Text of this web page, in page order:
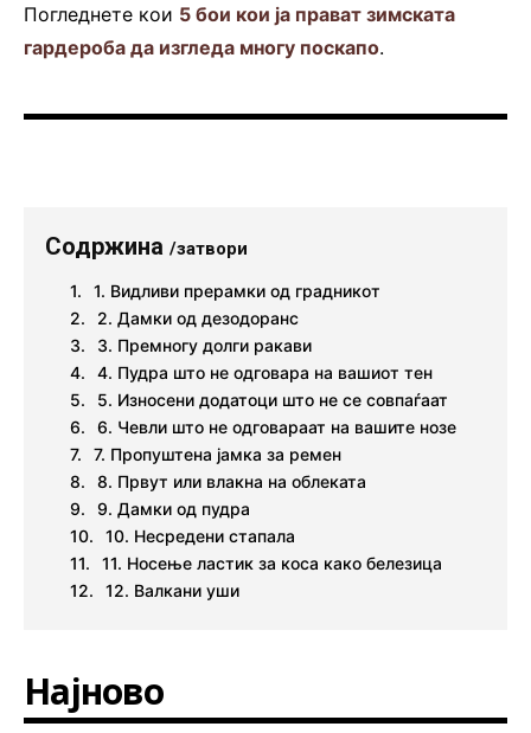
Погледнете кои 5 бои кои ја прават зимската
гардероба да изгледа многу поскапо.
Содржина /затвори
1. Видливи прерамки од градникот
2. Дамки од дезодоранс
3. Премногу долги ракави
4. Пудра што не одговара на вашиот тен
5. Износени додатоци што не се совпаѓаат
6. Чевли што не одговараат на вашите нозе
7. Пропуштена јамка за ремен
8. Првут или влакна на облеката
9. Дамки од пудра
10. Несредени стапала
11. Носење ластик за коса како белезица
12. Валкани уши
Најново